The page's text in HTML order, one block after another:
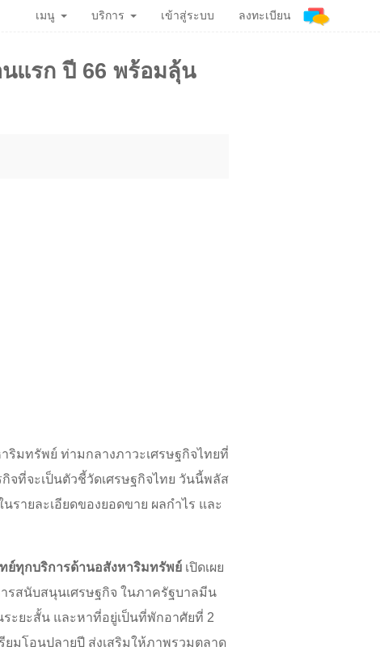
แรก ปี 66 พร้อมลุ้น
ริมทรัพย์ ท่ามกลางภาวะเศรษฐกิจไทยที่
ที่จะเป็นตัวชี้วัดเศรษฐกิจไทย วันนี้พลัส
รายละเอียดของยอดขาย ผลกำไร และ
ย์ทุกบริการด้านอสังหาริมทรัพย์ เปิดเผย
ารสนับสนุนเศรษฐกิจ ในภาครัฐบาลมีน
ระยะสั้น และหาที่อยู่เป็นที่พักอาศัยที่ 2
มโอนปลายปี ส่งเสริมให้ภาพรวมตลาด
เมนู บริการ เข้าสู่ระบบ ลงทะเบียน